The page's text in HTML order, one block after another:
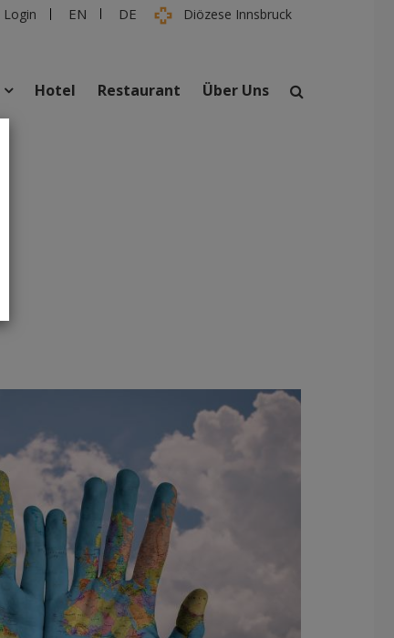
Login EN DE Diözese Innsbruck
Hotel Restaurant Über Uns